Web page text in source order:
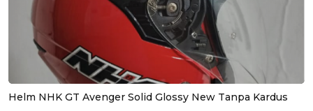
Helm NHK GT Avenger Solid Glossy New Tanpa Kardus